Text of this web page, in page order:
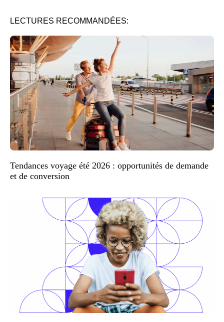
LECTURES RECOMMANDÉES:
Tendances voyage été 2026 : opportunités de demande
et de conversion